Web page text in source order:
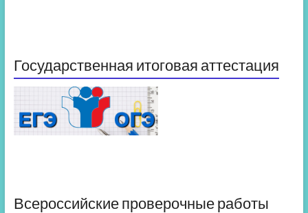
Государственная итоговая аттестация
Всероссийские проверочные работы